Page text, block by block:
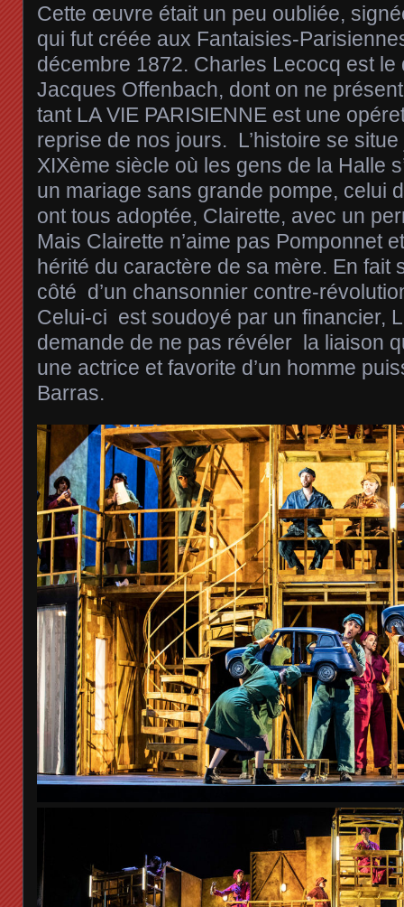
Cette œuvre était un peu oubliée,
qui fut créée aux Fantaisies-
décembre 1872. Charles Lecocq est le
Jacques Offenbach, dont on ne
tant LA VIE PARISIENNE est une
reprise de nos jours. L’histoire se
XIXème siècle où les gens de la Halle
un mariage sans grande pompe, celui
ont tous adoptée, Clairette, avec un
Mais Clairette n’aime pas Pomponnet
hérité du caractère de sa mère. En
côté d’un chansonnier contre-
Celui-ci est soudoyé par un financier,
demande de ne pas révéler la liaison
une actrice et favorite d’un homme
Barras.